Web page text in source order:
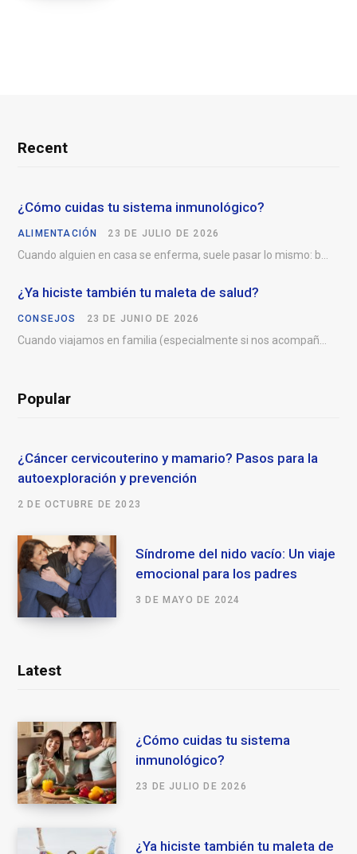
Recent
¿Cómo cuidas tu sistema inmunológico?
ALIMENTACIÓN 23 DE JULIO DE 2026
Cuando alguien en casa se enferma, suele pasar lo mismo:
¿Ya hiciste también tu maleta de salud?
CONSEJOS 23 DE JUNIO DE 2026
Cuando viajamos en familia (especialmente si nos acompañan
Popular
¿Cáncer cervicouterino y mamario? Pasos para la
autoexploración y prevención
2 DE OCTUBRE DE 2023
Síndrome del nido vacío: Un viaje
emocional para los padres
3 DE MAYO DE 2024
Latest
¿Cómo cuidas tu sistema
inmunológico?
23 DE JULIO DE 2026
¿Ya hiciste también tu maleta de